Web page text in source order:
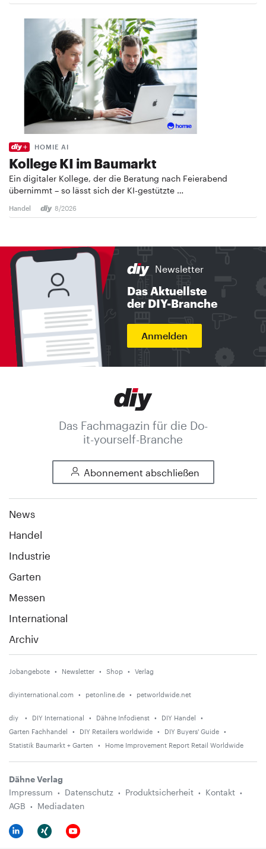
HOMIE AI
Kollege KI im Baumarkt
Ein digitaler Kollege, der die Beratung nach Feierabend
übernimmt – so lässt sich der KI-gestützte …
Handel 8/2026
Newsletter
Das Aktuellste
der DIY-Branche
Anmelden
Das Fachmagazin für die Do-
it-yourself-Branche
Abonnement abschließen
News
Handel
Industrie
Garten
Messen
International
Archiv
Jobangebote Newsletter Shop Verlag
diyinternational.com petonline.de petworldwide.net
diy DIY International Dähne Infodienst
DIY Handel
Garten Fachhandel
DIY Retailers worldwide
DIY Buyers' Guide
Statistik Baumarkt + Garten
Home Improvement Report Retail Worldwide
Dähne Verlag
Impressum
Datenschutz Produktsicherheit
Kontakt
AGB
Mediadaten